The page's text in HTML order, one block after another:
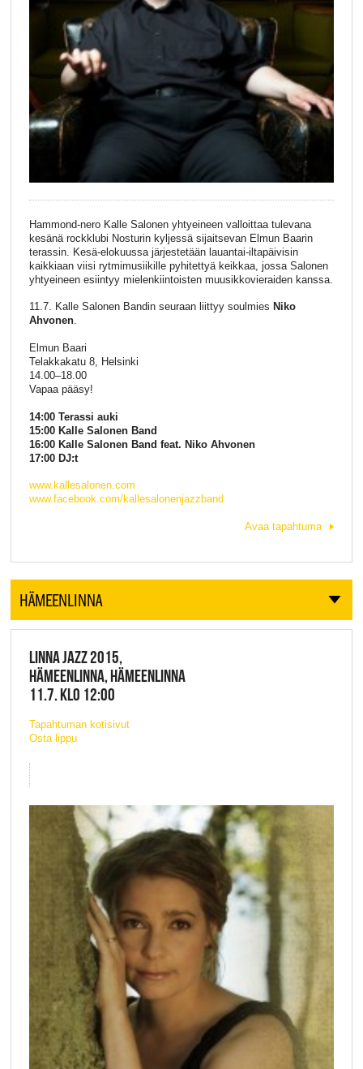
Hammond-nero Kalle Salonen yhtyeineen valloittaa tulevana
kesänä rockklubi Nosturin kyljessä sijaitsevan Elmun Baarin
terassin. Kesä-elokuussa järjestetään lauantai-iltapäivisin
kaikkiaan viisi rytmimusiikille pyhitettyä keikkaa, jossa Salonen
yhtyeineen esiintyy mielenkiintoisten muusikkovieraiden kanssa.
11.7. Kalle Salonen Bandin seuraan liittyy soulmies Niko
Ahvonen.
Elmun Baari
Telakkakatu 8, Helsinki
14.00–18.00
Vapaa pääsy!
14:00 Terassi auki
15:00 Kalle Salonen Band
16:00 Kalle Salonen Band feat. Niko Ahvonen
17:00 DJ:t
www.kallesalonen.com
www.facebook.com/kallesalonenjazzband
Avaa tapahtuma
HÄMEENLINNA
LINNA JAZZ 2015,
HÄMEENLINNA, HÄMEENLINNA
11.7. KLO 12:00
Tapahtuman kotisivut
Osta lippu